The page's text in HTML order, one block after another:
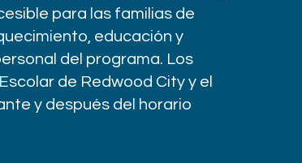
para las familias de
educación y
del programa. Los
de Redwood City y el
y después del horario